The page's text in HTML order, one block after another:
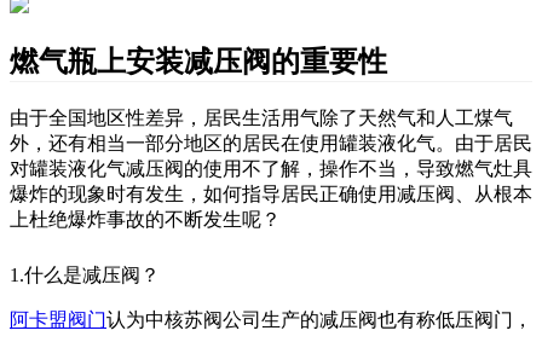
燃气瓶上安装减压阀的重要性
由于全国地区性差异，居民生活用气除了天然气和人工煤气
外，还有相当一部分地区的居民在使用罐装液化气。由于居民
对罐装液化气减压阀的使用不了解，操作不当，导致燃气灶具
爆炸的现象时有发生，如何指导居民正确使用减压阀、从根本
上杜绝爆炸事故的不断发生呢？
1.什么是减压阀？
阿卡盟阀门认为中核苏阀公司生产的减压阀也有称低压阀门，